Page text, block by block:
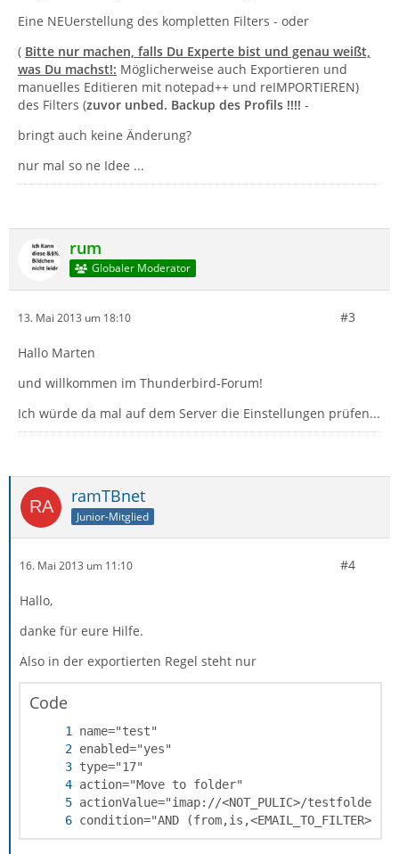
Eine NEUerstellung des kompletten Filters - oder
( Bitte nur machen, falls Du Experte bist und genau weißt,
was Du machst!: Möglicherweise auch Exportieren und
manuelles Editieren mit notepad++ und reIMPORTIEREN)
des Filters (zuvor unbed. Backup des Profils !!!! -
bringt auch keine Änderung?
nur mal so ne Idee ...
rum
Globaler Moderator
13. Mai 2013 um 18:10 #3
Hallo Marten
und willkommen im Thunderbird-Forum!
Ich würde da mal auf dem Server die Einstellungen prüfen...
ramTBnet
Junior-Mitglied
16. Mai 2013 um 11:10 #4
Hallo,
danke für eure Hilfe.
Also in der exportierten Regel steht nur
Code
condition="AND (from,is,<EMAIL_TO_FILTER>)"